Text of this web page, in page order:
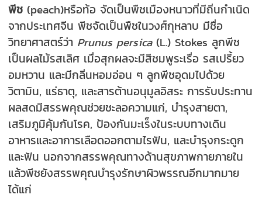
พีช (peach)หรือท้อ จัดเป็นพืชเมืองหนาวที่มีถิ่นกำเนิด
จากประเทศจีน พีชจัดเป็นพืชในวงศ์กุหลาบ มีชื่อ
วิทยาศาสตร์ว่า Prunus persica(L.) Stokes ลูกพีช
เป็นผลไม้รสเลิศ เมื่อสุกผลจะมีสีชมพูระเรื่อ รสเปรี้ยว
อมหวาน และมีกลิ่นหอมอ่อน ๆ ลูกพีชอุดมไปด้วย
วิตามิน, แร่ธาตุ, และสารต้านอนุมูลอิสระ การรับประทาน
ผลสดมีสรรพคุณช่วยชะลอความแก่, บำรุงสายตา,
เสริมภูมิคุ้มกันโรค, ป้องกันมะเร็งในระบบทางเดิน
อาหารและอาการเลือดออกตามไรฟัน, และบำรุงกระดูก
และฟัน นอกจากสรรพคุณทางด้านสุขภาพกายภายใน
แล้วพีชยังสรรพคุณบำรุงรักษาผิวพรรณอีกมากมาย
ได้แก่